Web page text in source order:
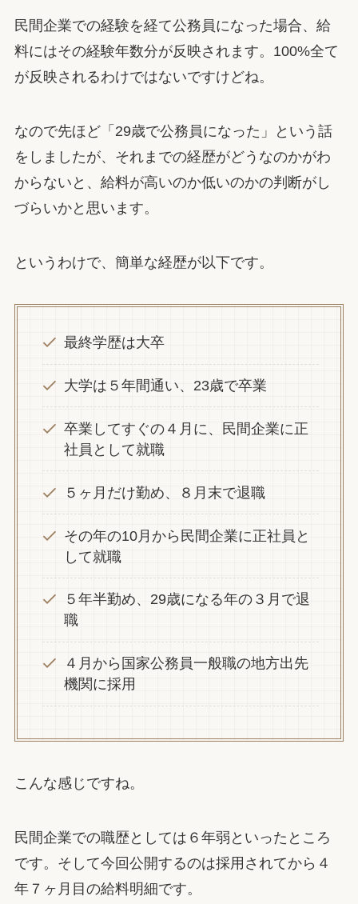
民間企業での経験を経て公務員になった場合、給
料にはその経験年数分が反映されます。100%全て
が反映されるわけではないですけどね。
なので先ほど「29歳で公務員になった」という話
をしましたが、それまでの経歴がどうなのかがわ
からないと、給料が高いのか低いのかの判断がし
づらいかと思います。
というわけで、簡単な経歴が以下です。
最終学歴は大卒
大学は５年間通い、23歳で卒業
卒業してすぐの４月に、民間企業に正
社員として就職
５ヶ月だけ勤め、８月末で退職
その年の10月から民間企業に正社員と
して就職
５年半勤め、29歳になる年の３月で退
職
４月から国家公務員一般職の地方出先
機関に採用
こんな感じですね。
民間企業での職歴としては６年弱といったところ
です。そして今回公開するのは採用されてから４
年７ヶ月目の給料明細です。